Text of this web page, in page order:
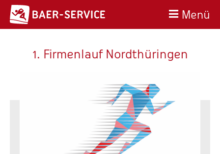
Menü
1. Firmenlauf Nordthüringen